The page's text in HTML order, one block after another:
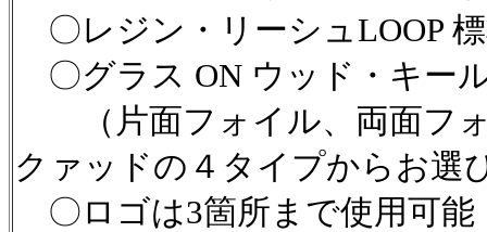
〇レジン・リーシュLOOP
〇グラス ON ウッド・キー
（片面フォイル、両面フォ
クァッドの４タイプからお選
〇ロゴは3箇所まで使用可能